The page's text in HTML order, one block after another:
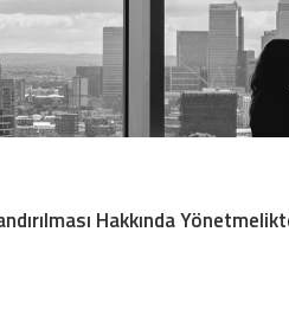
Hakkında